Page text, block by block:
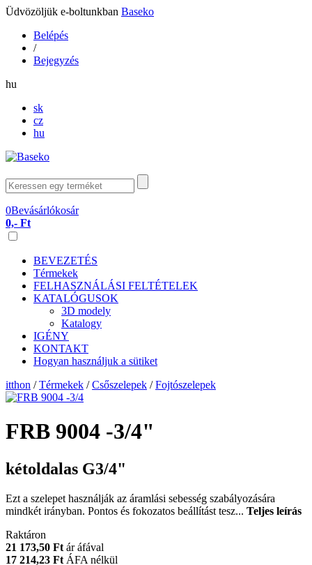
Üdvözöljük e-boltunkban Baseko
Belépés
/
Bejegyzés
hu
sk
cz
hu
0Bevásárlókosár
0,- Ft
BEVEZETÉS
Térmekek
FELHASZNÁLÁSI FELTÉTELEK
KATALÓGUSOK
3D modely
Katalogy
IGÉNY
KONTAKT
Hogyan használjuk a sütiket
itthon /Térmekek /Csőszelepek /Fojtószelepek
FRB 9004 -3/4"
kétoldalas G3/4"
Ezt a szelepet használják az áramlási sebesség szabályozására
mindkét irányban. Pontos és fokozatos beállítást tesz... Teljes leírás
Raktáron
21 173,50 Ft ár áfával
17 214,23 Ft ÁFA nélkül